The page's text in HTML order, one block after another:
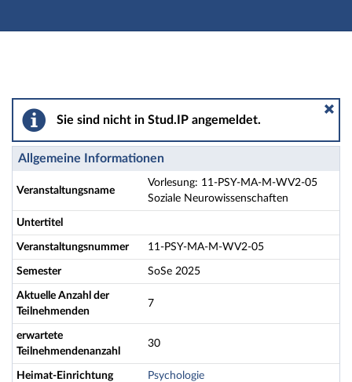
Hauptnavigation
Vorlesung: 11-PSY-MA-M-WV2-05 Soziale
Sie sind nicht in Stud.IP angemeldet.
Allgemeine Informationen
Veranstaltungsname
Vorlesung: 11-PSY-MA-M-WV2-05
Soziale Neurowissenschaften
Untertitel
Veranstaltungsnummer 11-PSY-MA-M-WV2-05
Semester SoSe 2025
Aktuelle Anzahl der
Teilnehmenden
7
erwartete
Teilnehmendenanzahl
30
Heimat-Einrichtung Psychologie